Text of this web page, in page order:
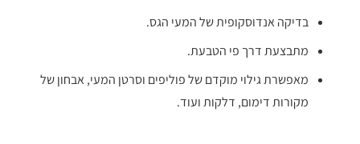
בדיקה אנדוסקופית של המעי הגס.
מתבצעת דרך פי הטבעת.
מאפשרת גילוי מוקדם של פוליפים וסרטן המעי, אבחון של
מקורות דימום, דלקות ועוד.